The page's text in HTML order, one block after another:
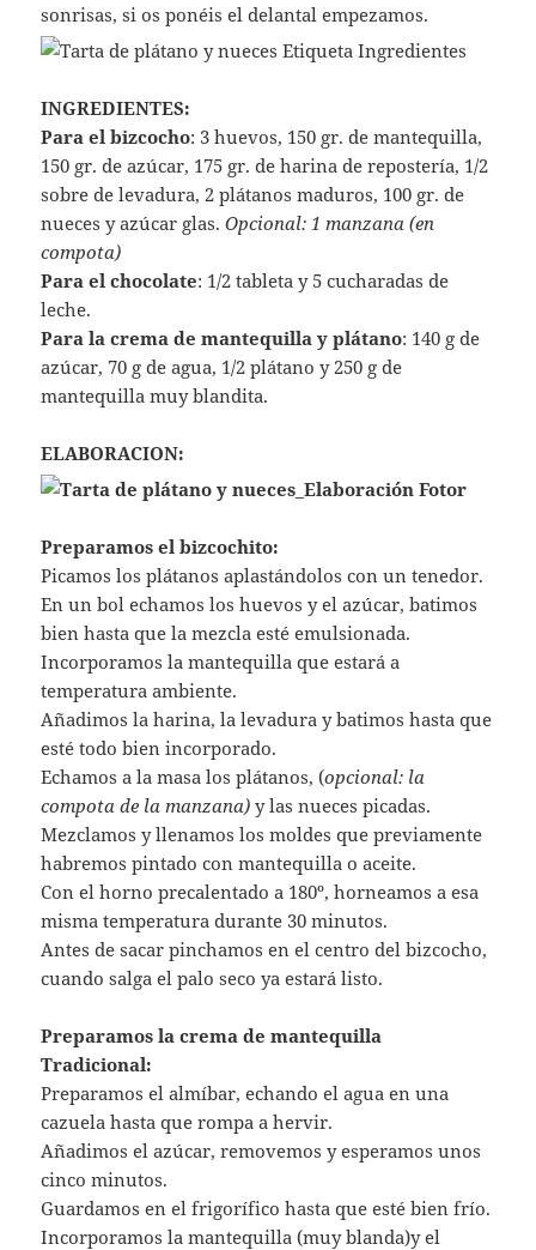
sonrisas, si os ponéis el delantal empezamos.
INGREDIENTES:
Para el bizcocho: 3 huevos, 150 gr. de mantequilla,
150 gr. de azúcar, 175 gr. de harina de repostería, 1/2
sobre de levadura, 2 plátanos maduros, 100 gr. de
nueces y azúcar glas.Opcional: 1 manzana (en
compota)
Para el chocolate: 1/2 tableta y 5 cucharadas de
leche.
Para la crema de mantequilla y plátano: 140 g de
azúcar, 70 g de agua, 1/2 plátano y 250 g de
mantequilla muy blandita.
ELABORACION:
Preparamos el bizcochito:
Picamos los plátanos aplastándolos con un tenedor.
En un bol echamos los huevos y el azúcar, batimos
bien hasta que la mezcla esté emulsionada.
Incorporamos la mantequilla que estará a
temperatura ambiente.
Añadimos la harina, la levadura y batimos hasta que
esté todo bien incorporado.
Echamos a la masa los plátanos, (opcional: la
compota de la manzana) y las nueces picadas.
Mezclamos y llenamos los moldes que previamente
habremos pintado con mantequilla o aceite.
Con el horno precalentado a 180º, horneamos a esa
misma temperatura durante 30 minutos.
Antes de sacar pinchamos en el centro del bizcocho,
cuando salga el palo seco ya estará listo.
Preparamos la crema de mantequilla
Tradicional:
Preparamos el almíbar, echando el agua en una
cazuela hasta que rompa a hervir.
Añadimos el azúcar, removemos y esperamos unos
cinco minutos.
Guardamos en el frigorífico hasta que esté bien frío.
Incorporamos la mantequilla (muy blanda)y el